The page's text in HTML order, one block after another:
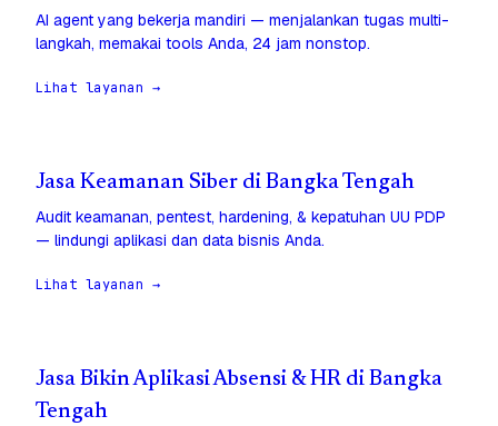
AI agent yang bekerja mandiri — menjalankan tugas multi-
langkah, memakai tools Anda, 24 jam nonstop.
Lihat layanan →
Jasa Keamanan Siber di Bangka Tengah
Audit keamanan, pentest, hardening, & kepatuhan UU PDP
— lindungi aplikasi dan data bisnis Anda.
Lihat layanan →
Jasa Bikin Aplikasi Absensi & HR di Bangka
Tengah